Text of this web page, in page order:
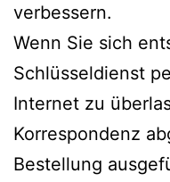
verbessern.
Wenn Sie sich
Schlüsseldienst
Internet zu
Korrespondenz
Bestellung